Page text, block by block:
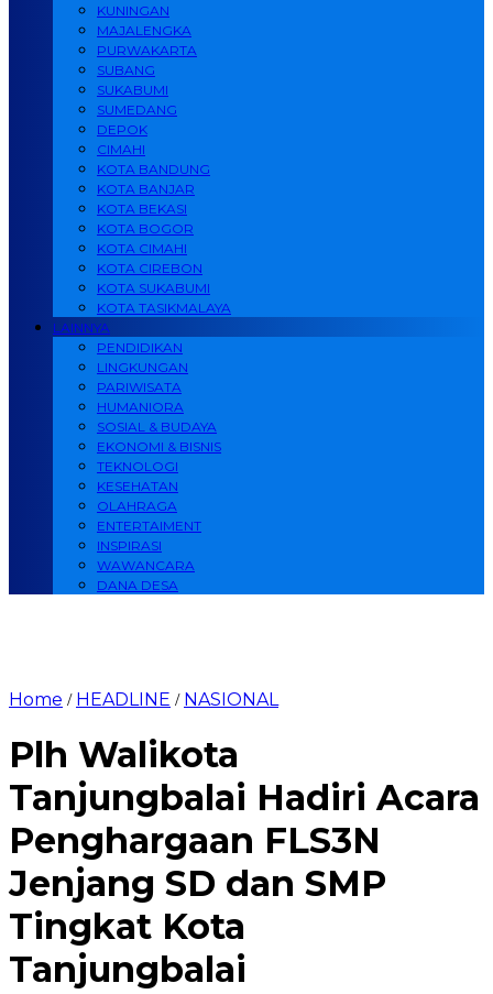
KUNINGAN
MAJALENGKA
PURWAKARTA
SUBANG
SUKABUMI
SUMEDANG
DEPOK
CIMAHI
KOTA BANDUNG
KOTA BANJAR
KOTA BEKASI
KOTA BOGOR
KOTA CIMAHI
KOTA CIREBON
KOTA SUKABUMI
KOTA TASIKMALAYA
LAINNYA
PENDIDIKAN
LINGKUNGAN
PARIWISATA
HUMANIORA
SOSIAL & BUDAYA
EKONOMI & BISNIS
TEKNOLOGI
KESEHATAN
OLAHRAGA
ENTERTAIMENT
INSPIRASI
WAWANCARA
DANA DESA
Home / HEADLINE / NASIONAL
Plh Walikota
Tanjungbalai Hadiri Acara
Penghargaan FLS3N
Jenjang SD dan SMP
Tingkat Kota
Tanjungbalai